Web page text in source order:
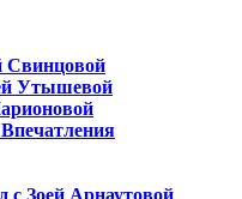
Свинцовой
Утышевой